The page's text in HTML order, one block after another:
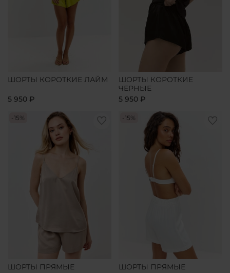
ШОРТЫ КОРОТКИЕ ЛАЙМ
5 950 ₽
ШОРТЫ КОРОТКИЕ
ЧЕРНЫЕ
5 950 ₽
-15%
ШОРТЫ ПРЯМЫЕ
-15%
ШОРТЫ ПРЯМЫЕ